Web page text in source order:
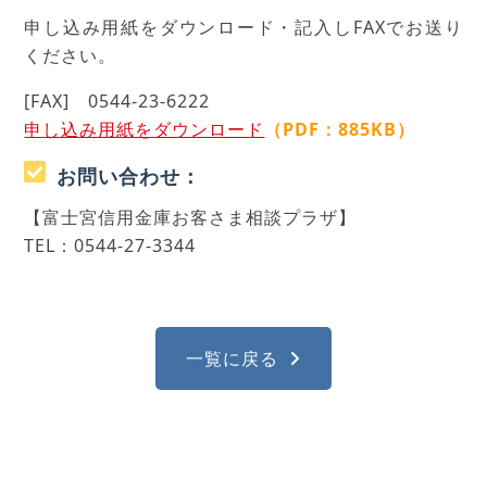
申し込み用紙をダウンロード・記入しFAXでお送り
ください。
[FAX] 0544-23-6222
申し込み用紙をダウンロード （PDF：885KB）
お問い合わせ：
【富士宮信用金庫お客さま相談プラザ】
TEL：0544-27-3344
一覧に戻る